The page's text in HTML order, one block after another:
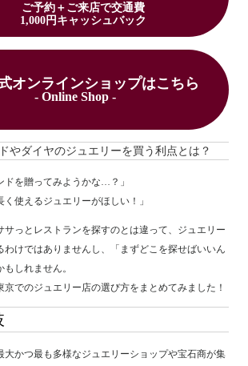
ご予約＋ご来店で交通費
1,000円キャッシュバック
オンラインショップはこちら
- Online Shop -
やダイヤのジュエリーを買う利点とは？
ドを贈ってみようかな…？」
く使えるジュエリーがほしい！」
サっとレストランを探すのとは違って、ジュエリー
わけではありませんし、「まずどこを探せばいいん
しれません。
京でのジュエリー店の選び方をまとめてみました！
大かつ最も多様なジュエリーショップや宝石商が集